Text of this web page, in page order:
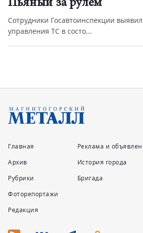
Пьяный за рулем
Сотрудники Госавтоинспекции
управления ТС в состо...
Главная
Архив
Рубрики
Фоторепортажи
Редакция
Реклама и
История города
Бригада